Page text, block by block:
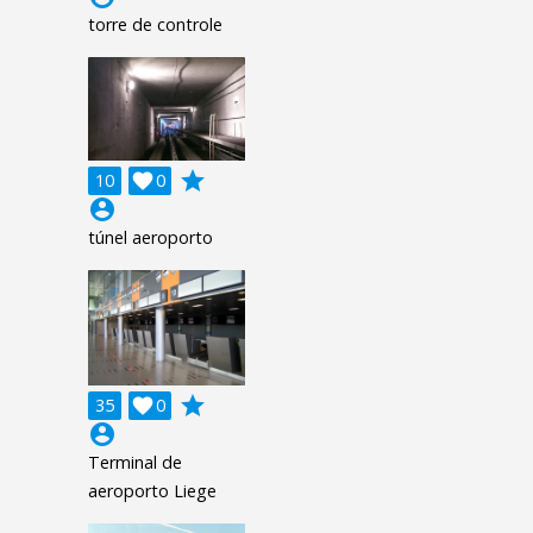
torre de controle
10 0

grade
account_circle
túnel aeroporto
35 0

grade
account_circle
Terminal de
aeroporto Liege